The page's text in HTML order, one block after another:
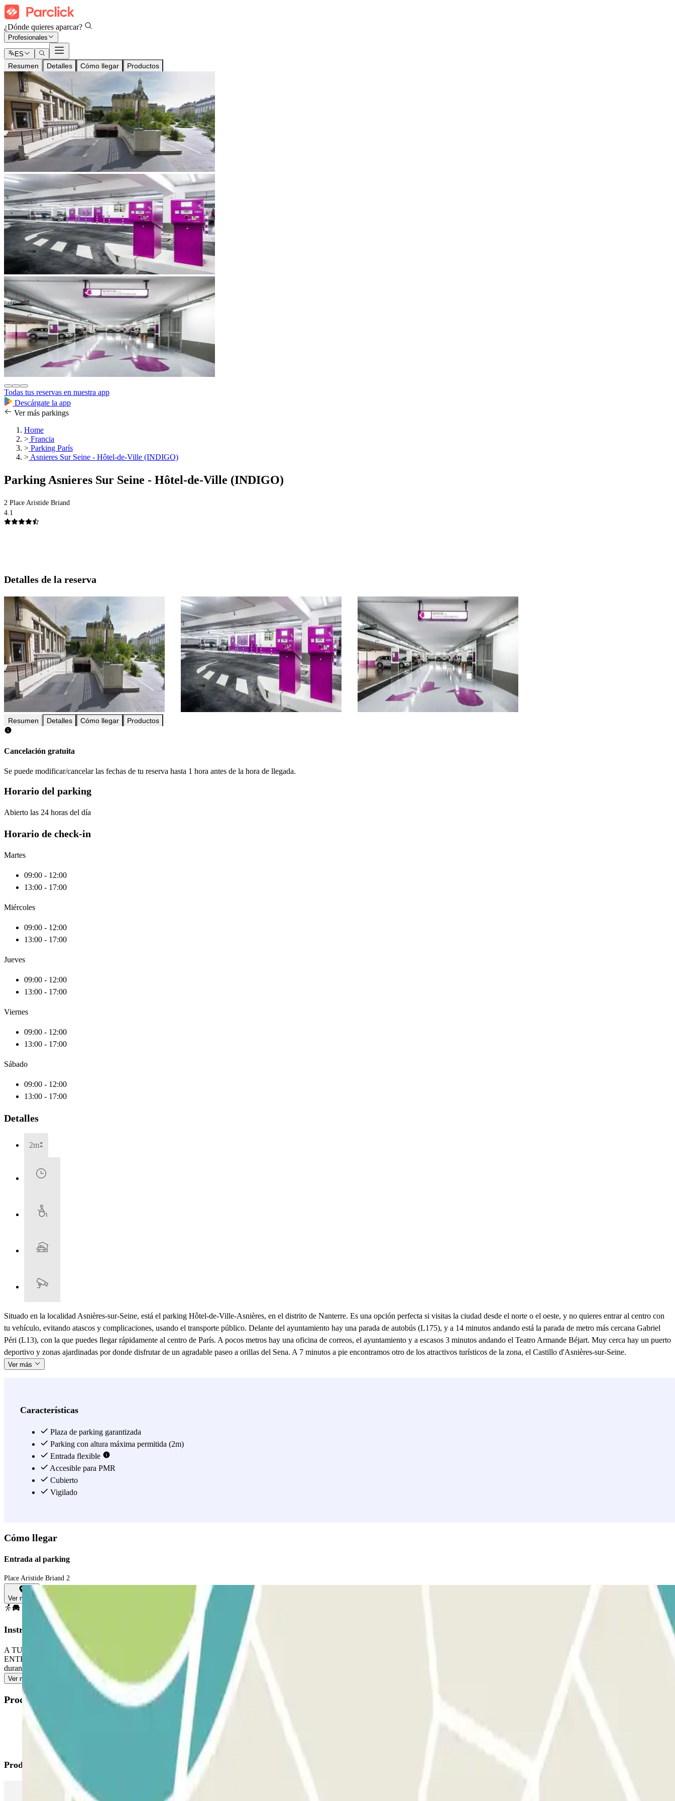
¿Dónde quieres aparcar?
Profesionales
ES
Resumen Detalles Cómo llegar Productos
Todas tus reservas en nuestra app
Descárgate la app
Ver más parkings
Home
> Francia
> Parking París
> Asnieres Sur Seine - Hôtel-de-Ville (INDIGO)
Parking Asnieres Sur Seine - Hôtel-de-Ville (INDIGO)
2 Place Aristide Briand
4.1
Detalles de la reserva
Resumen Detalles Cómo llegar Productos
Cancelación gratuita
Se puede modificar/cancelar las fechas de tu reserva hasta 1 hora antes de la hora de llegada.
Horario del parking
Abierto las 24 horas del día
Horario de check-in
Martes
09:00 - 12:00
13:00 - 17:00
Miércoles
09:00 - 12:00
13:00 - 17:00
Jueves
09:00 - 12:00
13:00 - 17:00
Viernes
09:00 - 12:00
13:00 - 17:00
Sábado
09:00 - 12:00
13:00 - 17:00
Detalles
2m
Situado en la localidad Asnières-sur-Seine, está el parking Hôtel-de-Ville-Asnières, en el distrito de Nanterre. Es una opción perfecta si visitas la ciudad desde el norte o el oeste, y no quieres entrar al centro con
tu vehículo, evitando atascos y complicaciones, usando el transporte público. Delante del ayuntamiento hay una parada de autobús (L175), y a 14 minutos andando está la parada de metro más cercana Gabriel
Péri (L13), con la que puedes llegar rápidamente al centro de París. A pocos metros hay una oficina de correos, el ayuntamiento y a escasos 3 minutos andando el Teatro Armande Béjart. Muy cerca hay un puerto
deportivo y zonas ajardinadas por donde disfrutar de un agradable paseo a orillas del Sena. A 7 minutos a pie encontramos otro de los atractivos turísticos de la zona, el Castillo d'Asnières-sur-Seine.
Ver más
Características
Plaza de parking garantizada
Parking con altura máxima permitida (2m)
Entrada flexible
Accesible para PMR
Cubierto
Vigilado
Cómo llegar
Entrada al parking
Place Aristide Briand 2
Ver mapa
Instrucciones
A TU LLEGADA: coge el ticket. Aparca en cualquier plaza libre. Ve a la cabina de control con tu reserva Parclick y el ticket. PARA SALIR: utiliza el ticket que te dio el personal. SI TU PASE PERMITE
ENTRADAS Y SALIDAS ILIMITADAS: utiliza el ticket que te dio el personal. Si el personal del aparcamiento no está presente cuando usted llegue, le rogamos que haga comprobar su reserva después,
durante las horas en que el personal esté presente.
Ver más
Productos disponibles
Productos de Parclick